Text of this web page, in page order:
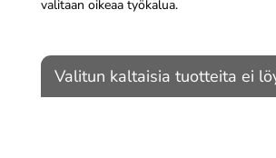
valitaan oikeaa työkalua.
Valitun kaltaisia tuotteita ei